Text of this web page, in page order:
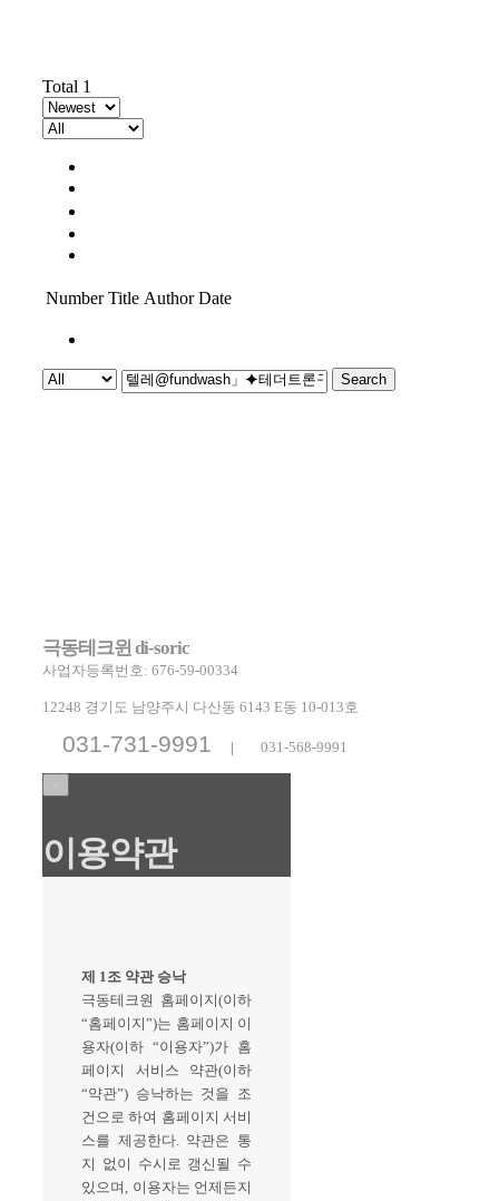
Total 1
Number Title Author Date
Search
극동테크윈 di-soric
사업자등록번호: 676-59-00334
12248 경기도 남양주시 다산동 6143 E동 10-013호
031-731-9991 | 031-568-9991
이용약관
제 1조 약관 승낙
극동테크원 홈페이지(이하
“홈페이지”)는 홈페이지 이
용자(이하 “이용자”)가 홈
페이지 서비스 약관(이하
“약관”) 승낙하는 것을 조
건으로 하여 홈페이지 서비
스를 제공한다. 약관은 통
지 없이 수시로 갱신될 수
있으며, 이용자는 언제든지